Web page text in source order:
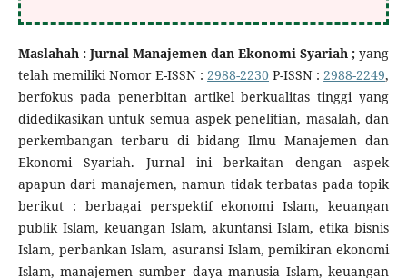
Maslahah : Jurnal Manajemen dan Ekonomi Syariah ; yang
telah memiliki Nomor E-ISSN :2988-2230 P-ISSN :2988-2249,
berfokus pada penerbitan artikel berkualitas tinggi yang
didedikasikan untuk semua aspek penelitian, masalah, dan
perkembangan terbaru di bidang Ilmu Manajemen dan
Ekonomi Syariah. Jurnal ini berkaitan dengan aspek
apapun dari manajemen, namun tidak terbatas pada topik
berikut : berbagai perspektif ekonomi Islam, keuangan
publik Islam, keuangan Islam, akuntansi Islam, etika bisnis
Islam, perbankan Islam, asuransi Islam, pemikiran ekonomi
Islam, manajemen sumber daya manusia Islam, keuangan